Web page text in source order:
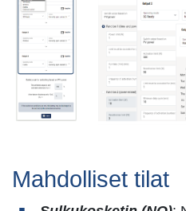
Mahdolliset tilat